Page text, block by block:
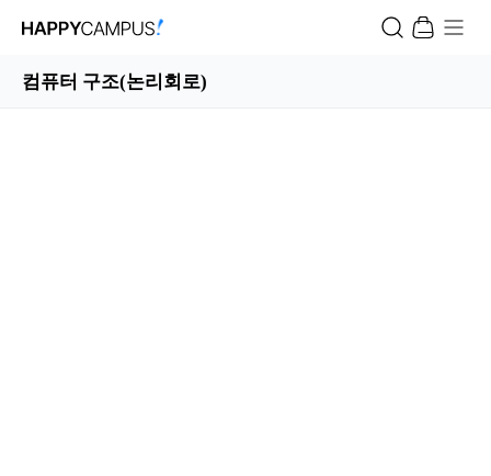
컴퓨터 구조(논리회로)